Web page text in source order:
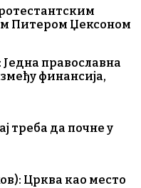
Питером Џексоном
православна
финансија,
треба да почне у
Црква као место